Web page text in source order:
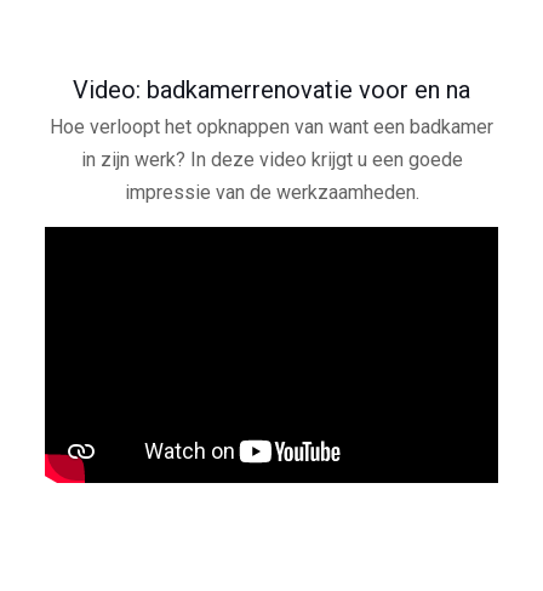
Video: badkamerrenovatie voor en na
Hoe verloopt het opknappen van want een badkamer
in zijn werk? In deze video krijgt u een goede
impressie van de werkzaamheden.